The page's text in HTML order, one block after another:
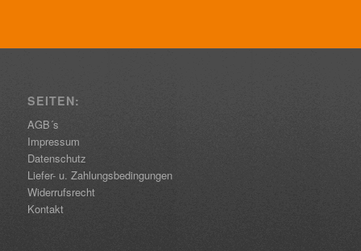
SEITEN:
AGB´s
Impressum
Datenschutz
Liefer- u. Zahlungsbedingungen
Widerrufsrecht
Kontakt